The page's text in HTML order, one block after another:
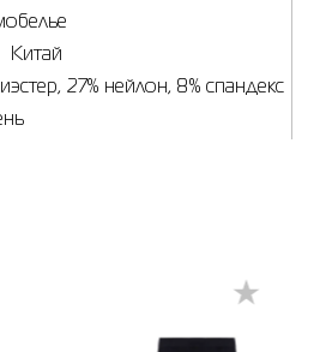
Китай
27% нейлон, 8% спандекс